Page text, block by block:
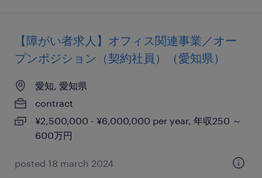
【障がい者求人】オフィス関連事業／オー
プンポジション（契約社員）（愛知県）
愛知, 愛知県
contract
¥2,500,000 - ¥6,000,000 per year, 年収250 ～
600万円
posted 18 march 2024